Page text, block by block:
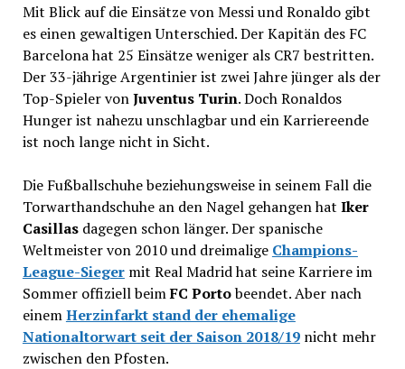
Mit Blick auf die Einsätze von Messi und Ronaldo gibt
es einen gewaltigen Unterschied. Der Kapitän des FC
Barcelona hat 25 Einsätze weniger als CR7 bestritten.
Der 33-jährige Argentinier ist zwei Jahre jünger als der
Top-Spieler vonJuventus Turin. Doch Ronaldos
Hunger ist nahezu unschlagbar und ein Karriereende
ist noch lange nicht in Sicht.
Die Fußballschuhe beziehungsweise in seinem Fall die
Torwarthandschuhe an den Nagel gehangen hat Iker
Casillasdagegen schon länger. Der spanische
Weltmeister von 2010 und dreimalige Champions-
League-Siegermit Real Madrid hat seine Karriere im
Sommer offiziell beimFC Portobeendet. Aber nach
einemHerzinfarkt stand der ehemalige
Nationaltorwart seit der Saison 2018/19nicht mehr
zwischen den Pfosten.